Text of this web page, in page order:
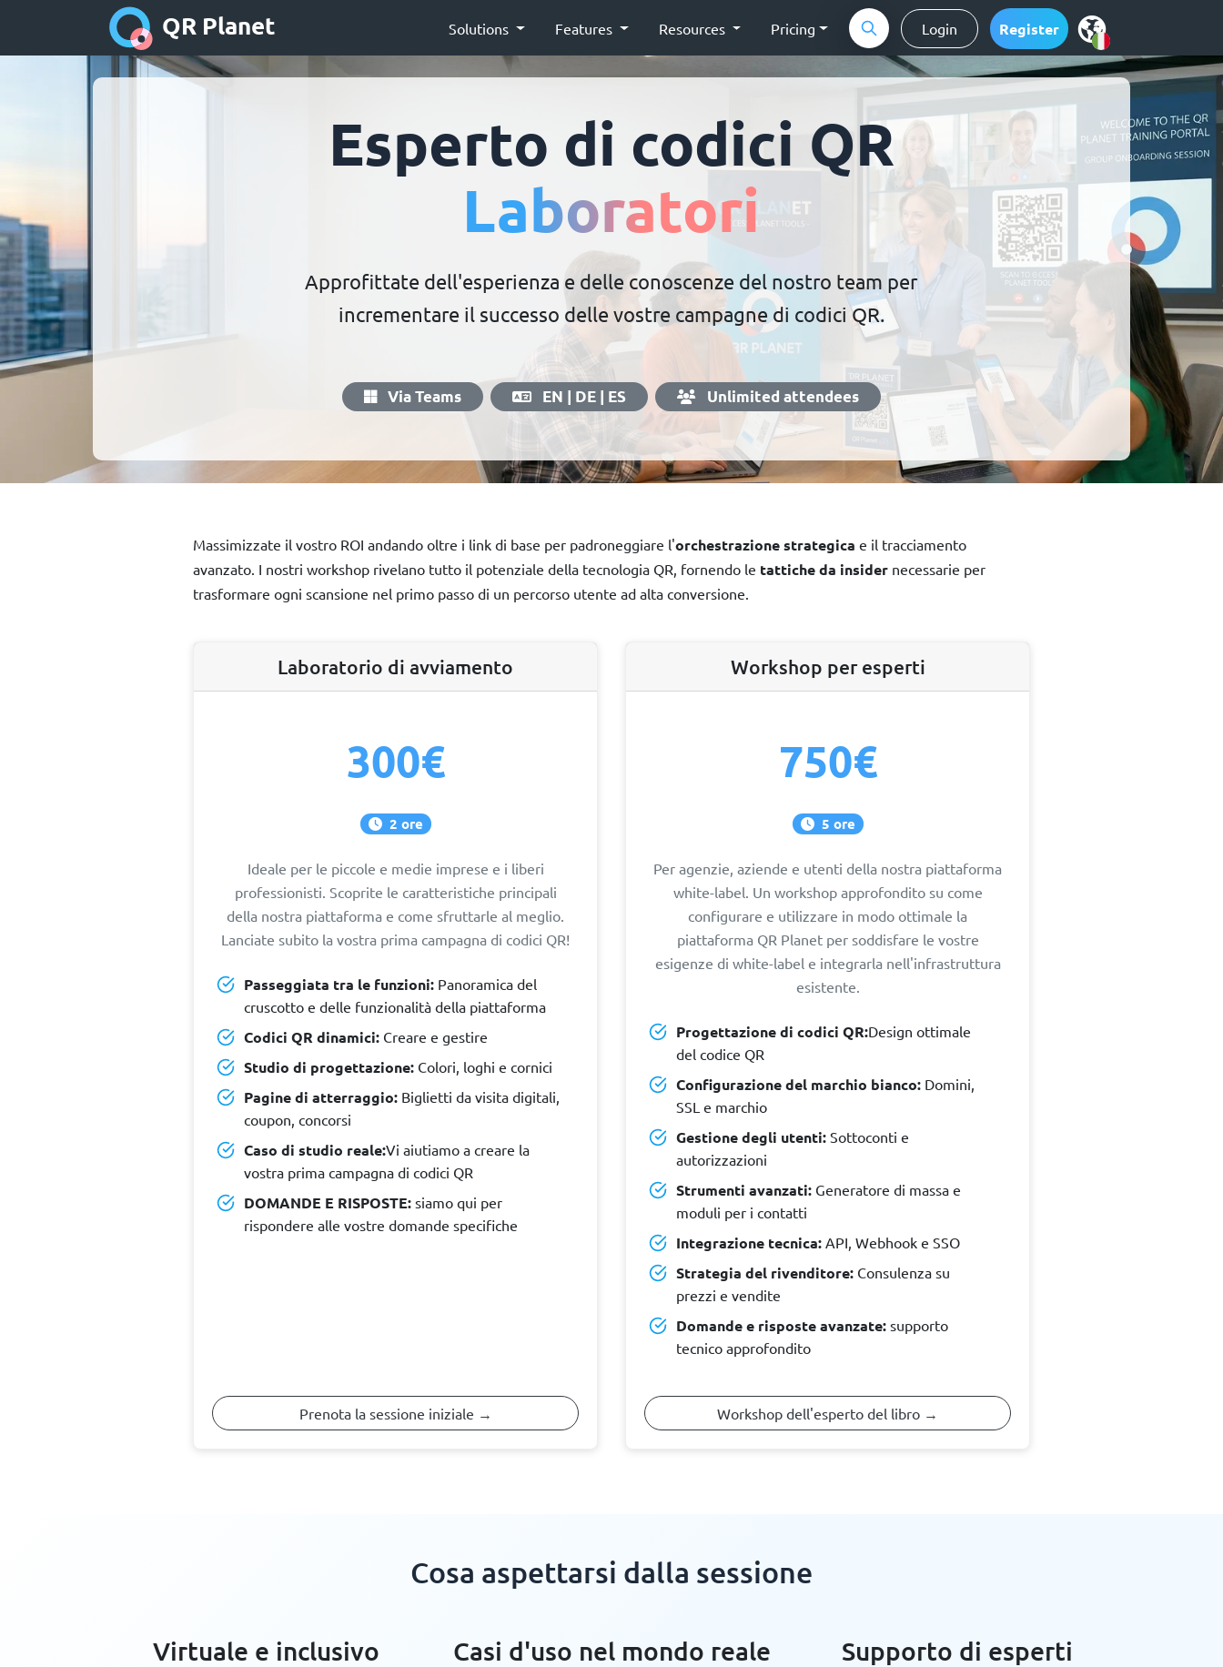
QR Planet Solutions Features Resources Pricing Login Register
Esperto di codici QR
Laboratori
Approfittate dell'esperienza e delle conoscenze del nostro team per
incrementare il successo delle vostre campagne di codici QR.
Via Teams EN | DE | ES Unlimited attendees
Massimizzate il vostro ROI andando oltre i link di base per padroneggiare l'orchestrazione strategica e il tracciamento
avanzato. I nostri workshop rivelano tutto il potenziale della tecnologia QR, fornendo le tattiche da insider necessarie per
trasformare ogni scansione nel primo passo di un percorso utente ad alta conversione.
Laboratorio di avviamento
300€
2 ore
Ideale per le piccole e medie imprese e i liberi
professionisti. Scoprite le caratteristiche principali
della nostra piattaforma e come sfruttarle al meglio.
Lanciate subito la vostra prima campagna di codici QR!
Passeggiata tra le funzioni: Panoramica del
cruscotto e delle funzionalità della piattaforma
Codici QR dinamici: Creare e gestire
Studio di progettazione: Colori, loghi e cornici
Pagine di atterraggio: Biglietti da visita digitali,
coupon, concorsi
Caso di studio reale:Vi aiutiamo a creare la
vostra prima campagna di codici QR
DOMANDE E RISPOSTE: siamo qui per
rispondere alle vostre domande specifiche
Prenota la sessione iniziale →
Workshop per esperti
750€
5 ore
Per agenzie, aziende e utenti della nostra piattaforma
white-label. Un workshop approfondito su come
configurare e utilizzare in modo ottimale la
piattaforma QR Planet per soddisfare le vostre
esigenze di white-label e integrarla nell'infrastruttura
esistente.
Progettazione di codici QR:Design ottimale
del codice QR
Configurazione del marchio bianco: Domini,
SSL e marchio
Gestione degli utenti: Sottoconti e
autorizzazioni
Strumenti avanzati: Generatore di massa e
moduli per i contatti
Integrazione tecnica: API, Webhook e SSO
Strategia del rivenditore: Consulenza su
prezzi e vendite
Domande e risposte avanzate: supporto
tecnico approfondito
Workshop dell'esperto del libro →
Cosa aspettarsi dalla sessione
Virtuale e inclusivo Casi d'uso nel mondo reale Supporto di esperti